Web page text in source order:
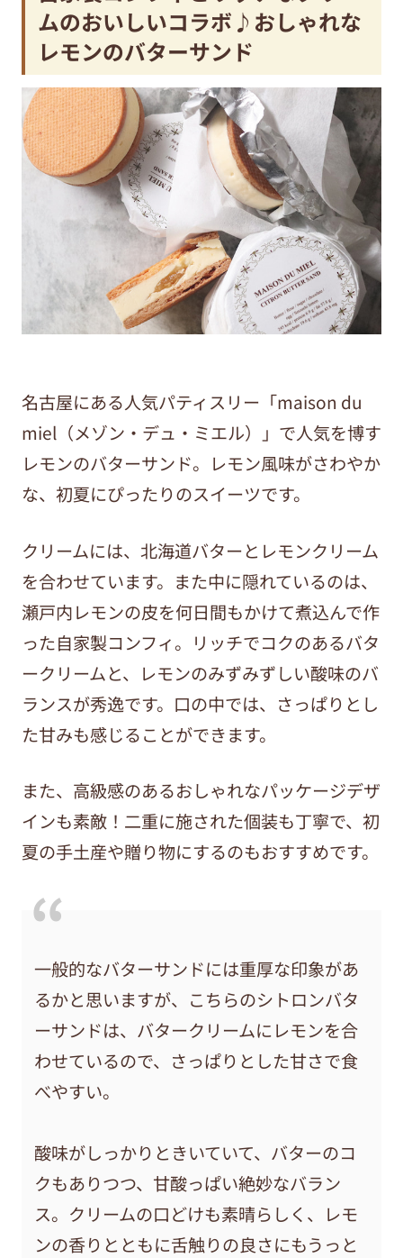
ムのおいしいコラボ♪おしゃれな
レモンのバターサンド
名古屋にある人気パティスリー「maison du
miel（メゾン・デュ・ミエル）」で人気を博す
レモンのバターサンド。レモン風味がさわやか
な、初夏にぴったりのスイーツです。
クリームには、北海道バターとレモンクリーム
を合わせています。また中に隠れているのは、
瀬戸内レモンの皮を何日間もかけて煮込んで作
った自家製コンフィ。リッチでコクのあるバタ
ークリームと、レモンのみずみずしい酸味のバ
ランスが秀逸です。口の中では、さっぱりとし
た甘みも感じることができます。
また、高級感のあるおしゃれなパッケージデザ
インも素敵！二重に施された個装も丁寧で、初
夏の手土産や贈り物にするのもおすすめです。
一般的なバターサンドには重厚な印象があ
るかと思いますが、こちらのシトロンバタ
ーサンドは、バタークリームにレモンを合
わせているので、さっぱりとした甘さで食
べやすい。
酸味がしっかりときいていて、バターのコ
クもありつつ、甘酸っぱい絶妙なバラン
ス。クリームの口どけも素晴らしく、レモ
ンの香りとともに舌触りの良さにもうっと